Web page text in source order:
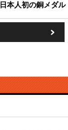
本人初の銅メダル